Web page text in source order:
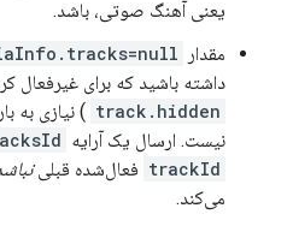
یعنی آهنگ صوتی، باشد.
مقدار
داشته باشید که برای غیرفعال
track.hidden ) نیازی به
نیست. ارسال یک آرایه
trackId فعال‌شده قبلی
می‌کند.